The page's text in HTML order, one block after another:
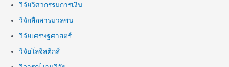
วิจัยวิศวกรรมการเงิน
วิจัยสื่อสารมวลชน
วิจัยเศรษฐศาสตร์
วิจัยโลจิสติกส์